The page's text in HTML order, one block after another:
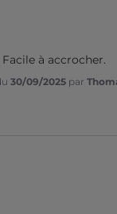
à accrocher.
30/09/2025 par